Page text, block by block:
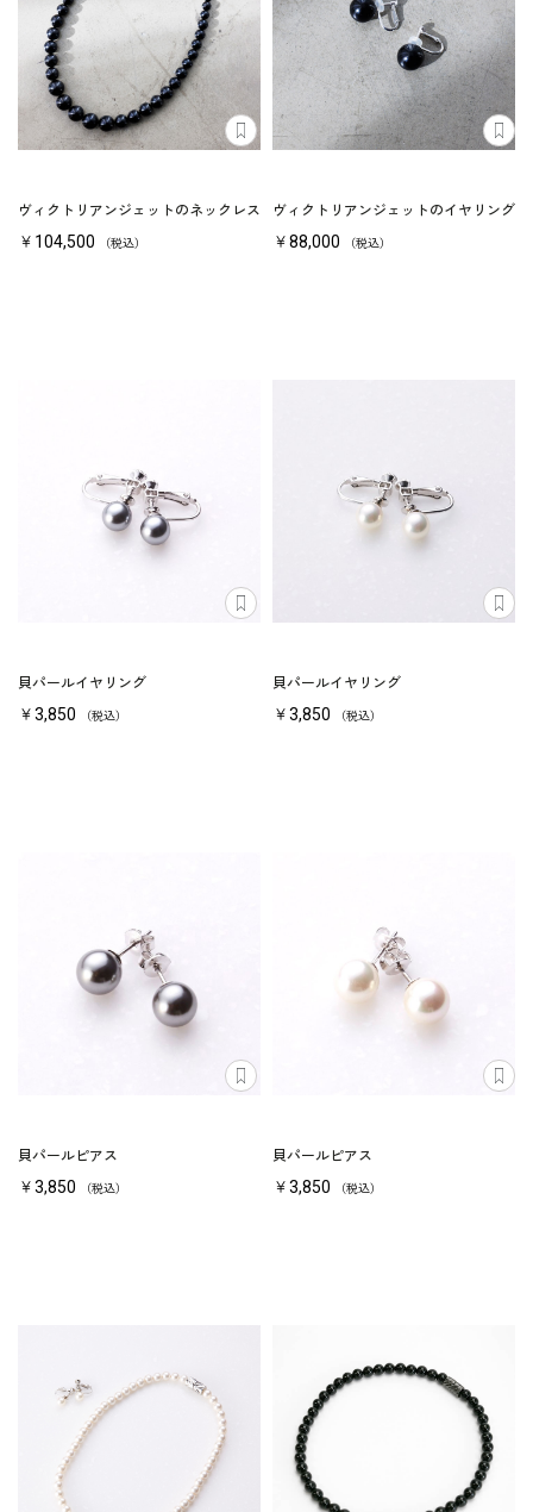
ヴィクトリアンジェットのネックレス
￥104,500 （税込）
ヴィクトリアンジェットのイヤリング
￥88,000 （税込）
貝パールイヤリング
￥3,850 （税込）
貝パールイヤリング
￥3,850 （税込）
貝パールピアス
￥3,850 （税込）
貝パールピアス
￥3,850 （税込）